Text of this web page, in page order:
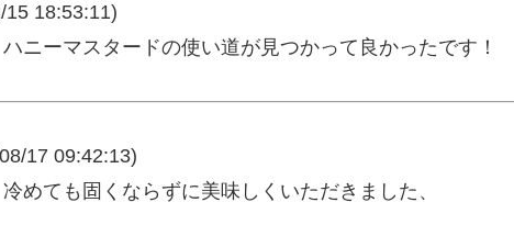
15 18:53:11)
ニーマスタードの使い道が見つかって良かったです！
17 09:42:13)
めても固くならずに美味しくいただきました、